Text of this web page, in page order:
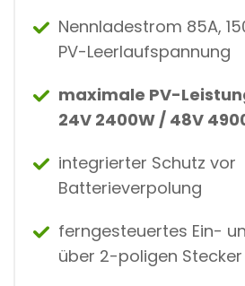
Nennladestrom 85A,
PV-Leerlaufspannung
maximale PV-
24V 2400W / 48V
integrierter Schutz vor
Batterieverpolung
ferngesteuertes Ein-
über 2-poligen